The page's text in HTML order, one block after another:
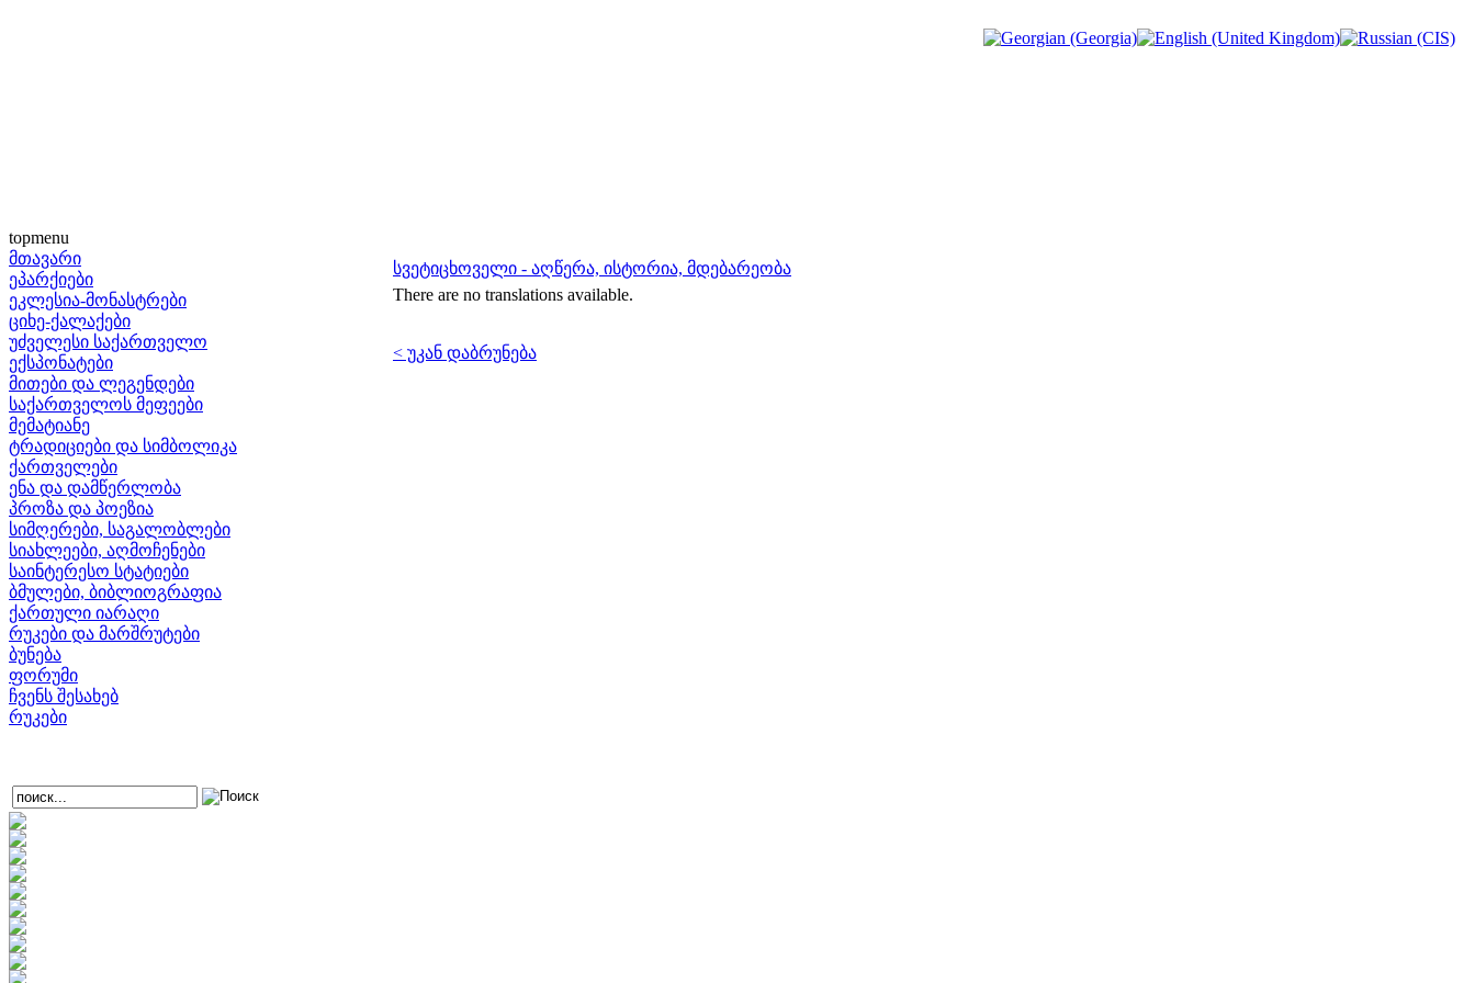
topmenu
მთავარი
ეპარქიები
ეკლესია-მონასტრები
ციხე-ქალაქები
უძველესი საქართველო
ექსპონატები
მითები და ლეგენდები
საქართველოს მეფეები
მემატიანე
ტრადიციები და სიმბოლიკა
ქართველები
ენა და დამწერლობა
პროზა და პოეზია
სიმღერები, საგალობლები
სიახლეები, აღმოჩენები
საინტერესო სტატიები
ბმულები, ბიბლიოგრაფია
ქართული იარაღი
რუკები და მარშრუტები
ბუნება
ფორუმი
ჩვენს შესახებ
რუკები
სვეტიცხოველი - აღწერა, ისტორია, მდებარეობა
There are no translations available.
< უკან დაბრუნება